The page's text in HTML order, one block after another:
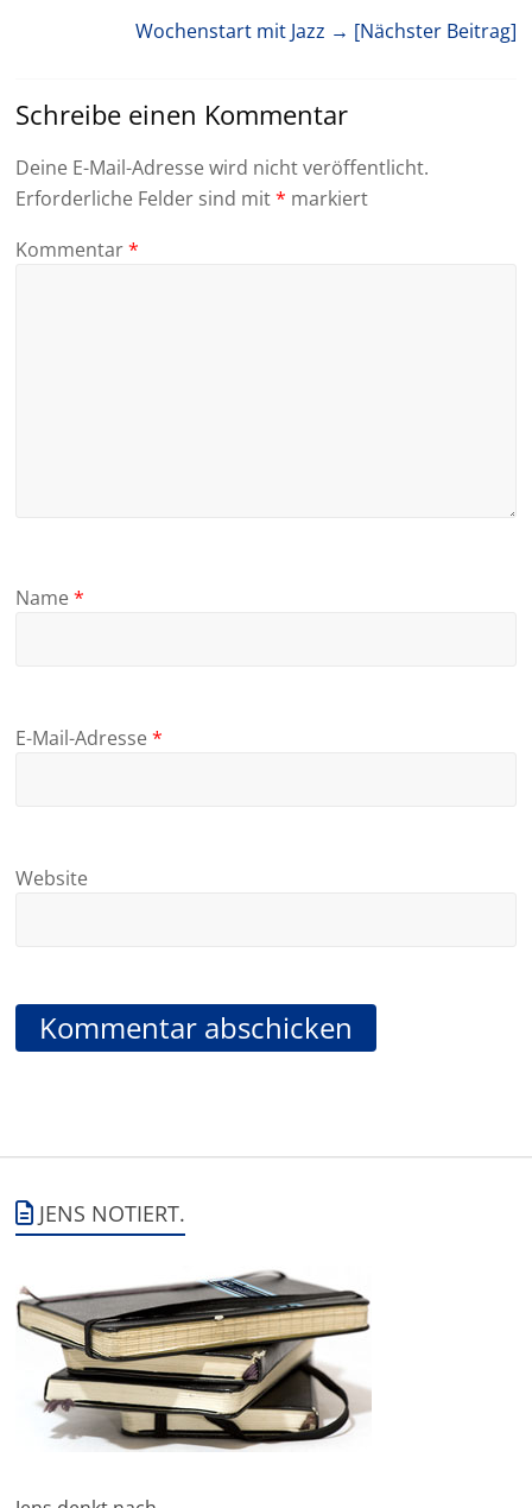
Wochenstart mit Jazz → [Nächster Beitrag]
Schreibe einen Kommentar
Deine E-Mail-Adresse wird nicht veröffentlicht.
Erforderliche Felder sind mit* markiert
Kommentar*
Name*
E-Mail-Adresse*
Website
JENS NOTIERT.